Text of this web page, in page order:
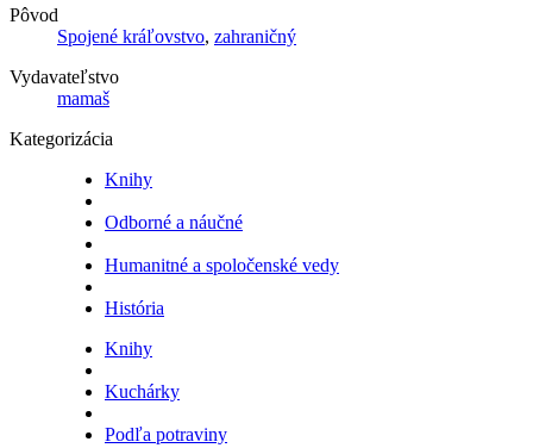
Pôvod
Spojené kráľovstvo, zahraničný
Vydavateľstvo
mamaš
Kategorizácia
Knihy
Odborné a náučné
Humanitné a spoločenské vedy
História
Knihy
Kuchárky
Podľa potraviny